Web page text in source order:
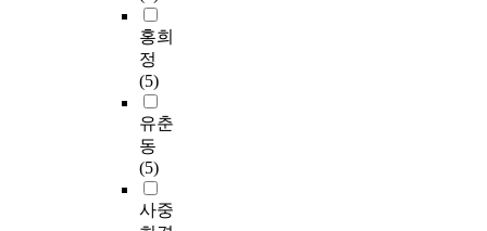
홍희
정
(5)
유춘
동
(5)
사중